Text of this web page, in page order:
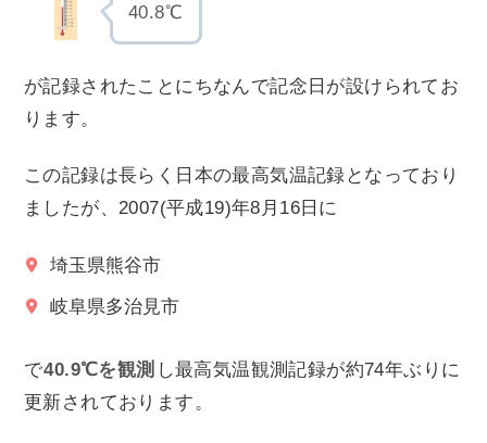
40.8℃
が記録されたことにちなんで記念日が設けられてお
ります。
この記録は長らく日本の最高気温記録となっており
ましたが、2007(平成19)年8月16日に
埼玉県熊谷市
岐阜県多治見市
で40.9℃を観測 し最高気温観測記録が約74年ぶりに
更新されております。